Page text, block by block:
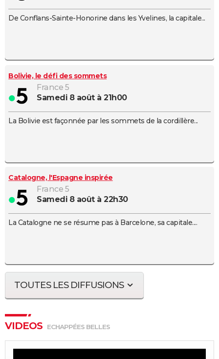
De Conflans-Sainte-Honorine dans les Yvelines, la capitale...
Bolivie, le défi des sommets
France 5
samedi 8 août à 21h00
La Bolivie est façonnée par les sommets de la cordillère...
Catalogne, l'Espagne inspirée
France 5
samedi 8 août à 22h30
La Catalogne ne se résume pas à Barcelone, sa capitale....
TOUTES LES DIFFUSIONS
VIDEOS ECHAPPÉES BELLES